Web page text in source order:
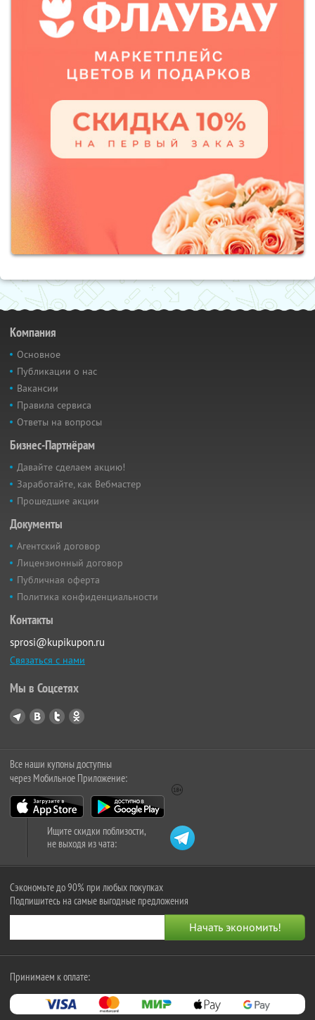
Компания
Основное
Публикации о нас
Вакансии
Правила сервиса
Ответы на вопросы
Бизнес-Партнёрам
Давайте сделаем акцию!
Заработайте, как Вебмастер
Прошедшие акции
Документы
Агентский договор
Лицензионный договор
Публичная оферта
Политика конфиденциальности
Контакты
sprosi@kupikupon.ru
Связаться с нами
Мы в Соцсетях
Все наши купоны доступны
через Мобильное Приложение:
Ищите скидки поблизости,
не выходя из чата:
Сэкономьте до 90% при любых покупках
Подпишитесь на самые выгодные предложения
Принимаем к оплате: